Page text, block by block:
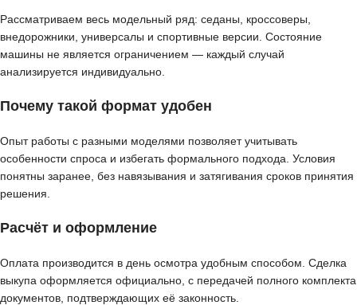
Рассматриваем весь модельный ряд: седаны, кроссоверы,
внедорожники, универсалы и спортивные версии. Состояние
машины не является ограничением — каждый случай
анализируется индивидуально.
Почему такой формат удобен
Опыт работы с разными моделями позволяет учитывать
особенности спроса и избегать формального подхода. Условия
понятны заранее, без навязывания и затягивания сроков принятия
решения.
Расчёт и оформление
Оплата производится в день осмотра удобным способом. Сделка
выкупа оформляется официально, с передачей полного комплекта
документов, подтверждающих её законность.